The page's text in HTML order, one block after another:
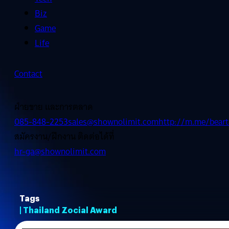
Biz
Game
Life
Contact
ฝ่ายขาย และการตลาด
085-848-2253sales@shownolimit.comhttp://m.me/
สมัครงาน/ฝึกงาน ติดต่อได้ที่
hr-ga@shownolimit.com
Tags
| Thailand Zocial Award